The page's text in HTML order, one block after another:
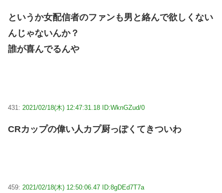
というか女配信者のファンも男と絡んで欲しくない
んじゃないんか？
誰が喜んでるんや
431: 2021/02/18(木) 12:47:31.18 ID:WknGZud/0
CRカップの偉い人カプ厨っぽくてきついわ
459: 2021/02/18(木) 12:50:06.47 ID:8gDEd7T7a